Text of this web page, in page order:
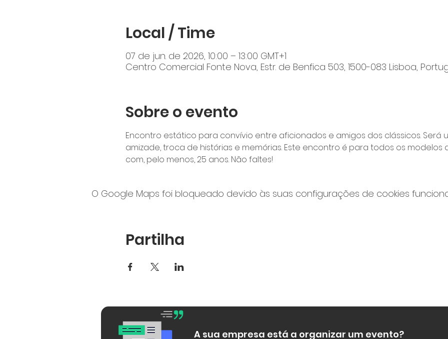
Local / Time
07 de jun. de 2026, 10:00 – 13:00 GMT+1
Centro Comercial Fonte Nova, Estr. de Benfica 503, 1500-083 Lisboa,
Sobre o evento
Encontro estático para convívio entre aficionados e amigos dos clássicos. Será
amizade, troca de histórias e memórias. Este encontro é para todos os modelos
com, pelo menos, 25 anos. Não faltes!
O Google Maps foi bloqueado devido às suas configurações de cookies
Partilha
A sua empresa está a organizar um evento?